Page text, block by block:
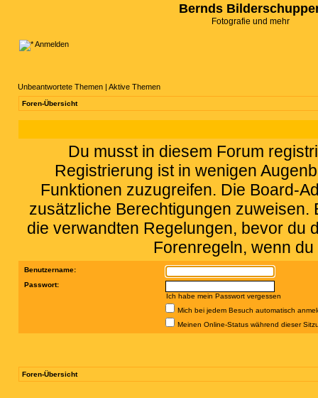
Bernds
Fotografie und mehr
Anmelden
Unbeantwortete Themen | Aktive Themen
Foren-Übersicht
Du musst in diesem Forum
Registrierung ist in wenigen
Funktionen zuzugreifen. Die Board-
zusätzliche Berechtigungen
die verwandten Regelungen, bevor du
Forenregeln, wenn
Benutzername:
Passwort:
Ich habe mein Passwort vergessen
Mich bei jedem Besuch automatisch
Meinen Online-Status während dieser
Foren-Übersicht